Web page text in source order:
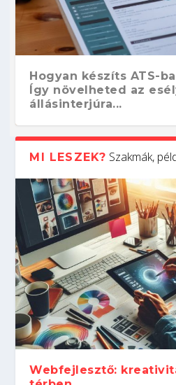
Hogyan készíts ATS-
Így növelheted az
állásinterjúra...
Kitalálod, mire
gépeket?
Nem sikerült az
Tanulj szakmát!
Szoftverfejlesztő:
amikor néhány sor
világversenyt...
Digitális detox –
telefon nélkül?
MI LESZEK? Szakmák,
Webfejlesztő: